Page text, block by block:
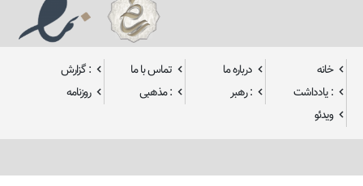
خانه درباره ما تماس با ما
: گزارش
: یادداشت
: رهبر : مذهبی
روزنامه
ویدئو